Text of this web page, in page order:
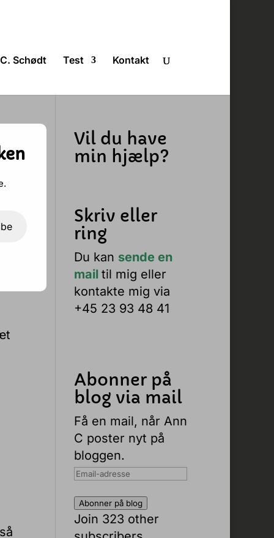
Schødt Test Kontakt
Vil du have
min hjælp?
Skriv eller
ring
Du kan sende en
mail til mig eller
kontakte mig via
+45 23 93 48 41
Abonner på
blog via mail
Få en mail, når Ann
C poster nyt på
bloggen.
Email-
Abonner på blog
Join 323 other